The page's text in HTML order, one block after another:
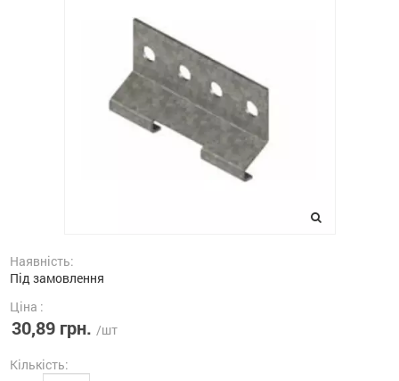
Наявність:
Під замовлення
Ціна :
30,89 грн. /шт
Кількість: